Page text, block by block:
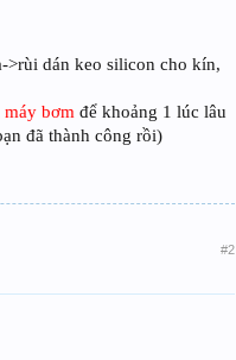
>rùi dán keo silicon cho kín,
máy bơm để khoảng 1 lúc lâu
đã thành công rồi)
#2